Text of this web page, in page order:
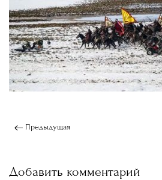
Предыдущая
Добавить комментарий